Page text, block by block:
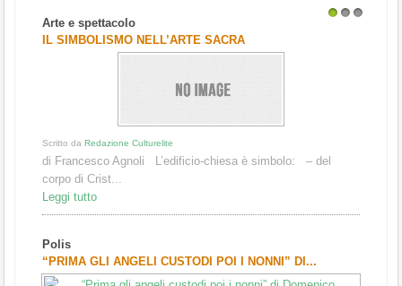
Arte e spettacolo
IL SIMBOLISMO NELL’ARTE SACRA
Scritto da Redazione Culturelite
di Francesco Agnoli L’edificio-chiesa è simbolo: – del
corpo di Crist...
Leggi tutto
Polis
“PRIMA GLI ANGELI CUSTODI POI I NONNI” DI...